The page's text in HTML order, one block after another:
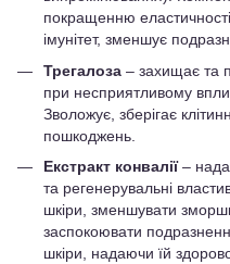
покращенню
імунітет, зменшує
Трегалоза – захищає та
при несприятливому
Зволожує, зберігає
пошкоджень.
Екстракт конвалії–
та регенерувальні
шкіри, зменшувати
заспокоювати
шкіри, надаючи їй